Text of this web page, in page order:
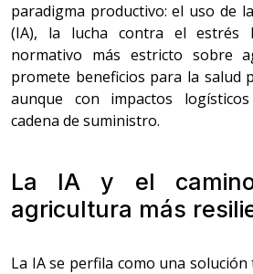
paradigma productivo: el uso de
(IA), la lucha contra el estrés
normativo más estricto sobre
promete beneficios para la salud
aunque con impactos
cadena de suministro.
La IA y el
agricultura más
La IA se perfila como una